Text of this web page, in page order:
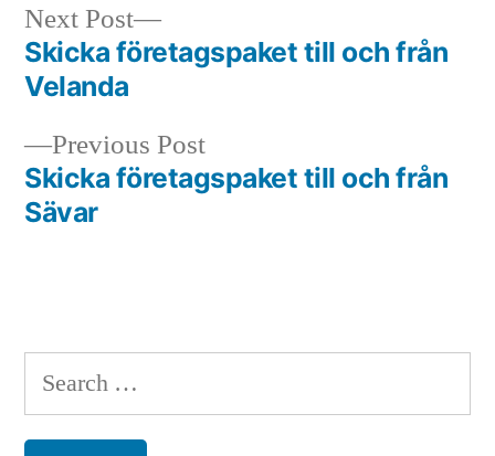
Post
navigation
Previous PostPrevious
post:
Skicka företagspaket till och från
Sävar
Next Post
Next
post:
Skicka företagspaket till och från
Velanda
Search
for: